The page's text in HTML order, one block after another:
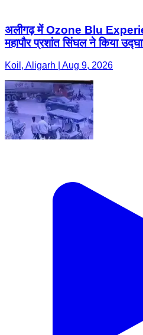
अलीगढ़ में Ozone Blu
महापौर प्रशांत सिंघल ने किया
Koil, Aligarh | Aug 9, 2026